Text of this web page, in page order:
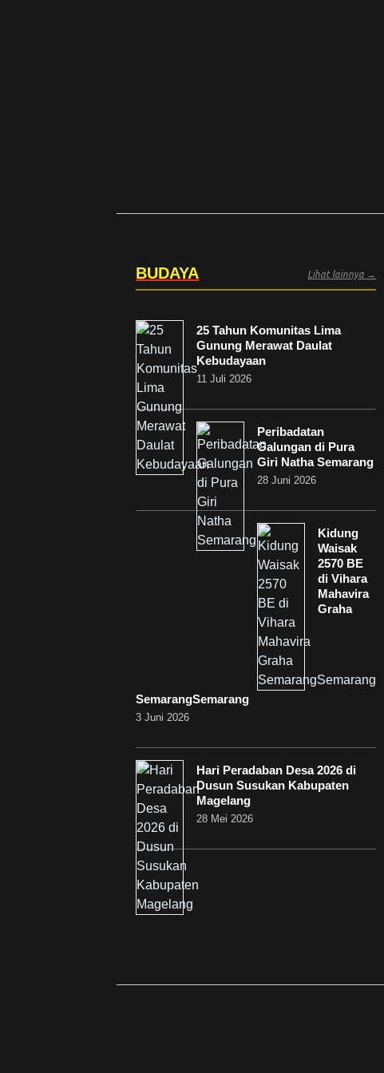
BUDAYA Lihat lainnya →
25 Tahun Komunitas Lima
Gunung Merawat Daulat
Kebudayaan
11 Juli 2026
Peribadatan
Galungan di Pura
Giri Natha Semarang
28 Juni 2026
Kidung
Waisak
2570 BE
di Vihara
Mahavira
Graha
SemarangSemarang
3 Juni 2026
Hari Peradaban Desa 2026 di
Dusun Susukan Kabupaten
Magelang
28 Mei 2026